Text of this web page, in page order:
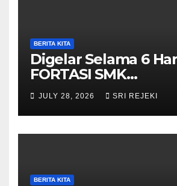
BERITA KITA
Digelar Selama 6
FORTASI SMK
Muhammadiyah 5
Purwantoro Berjalan
Meriah, dan Penuh
Semangat
JULY 28, 2026 SRI REJEKI
BERITA KITA